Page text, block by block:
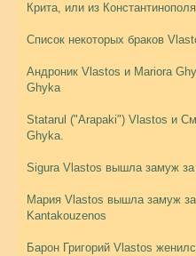
Крита, или из
Список некоторых браков
Андроник Vlastos и Mariora
Ghyka
Statarul ("Arapaki") Vlastos и
Ghyka.
Sigura Vlastos вышла замуж
Мария Vlastos вышла замуж
Kantakouzenos
Барон Григорий Vlastos